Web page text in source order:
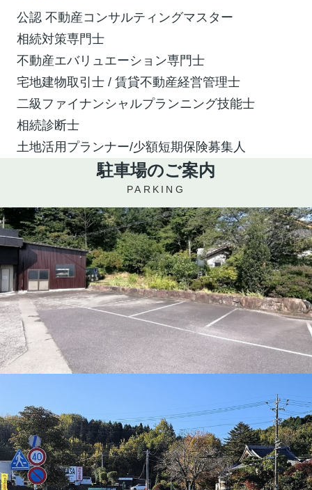
公認 不動産コンサルティングマスター
相続対策専門士
不動産エバリュエーション専門士
宅地建物取引士 / 賃貸不動産経営管理士
二級ファイナンシャルプランニング技能士
相続診断士
土地活用プランナー/少額短期保険募集人
駐車場のご案内
PARKING